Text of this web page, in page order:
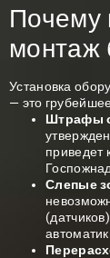
Почему
монтаж
Установка
— это
Штрафы
приведет
Слепые